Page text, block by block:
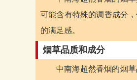
可能含有特殊的调香成分
的满足感。
烟草品质和成分
中南海超然香烟的烟